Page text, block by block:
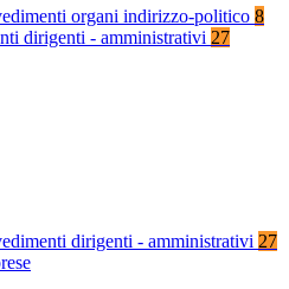
organi indirizzo-politico 8
dirigenti - amministrativi 27
dirigenti - amministrativi 27